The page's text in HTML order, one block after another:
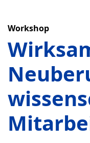
Workshop